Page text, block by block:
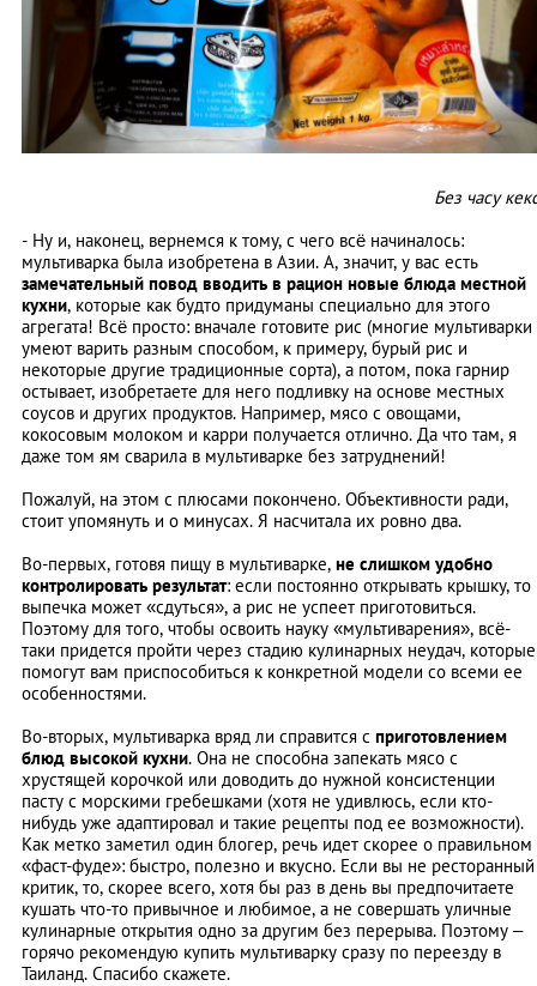
Без часу
- Ну и, наконец, вернемся к тому, с чего всё начиналось:
мультиварка была изобретена в Азии. А, значит, у вас есть
замечательный повод вводить в рацион новые блюда местной
кухни, которые как будто придуманы специально для этого
агрегата! Всё просто: вначале готовите рис (многие мультиварки
умеют варить разным способом, к примеру, бурый рис и
некоторые другие традиционные сорта), а потом, пока гарнир
остывает, изобретаете для него подливку на основе местных
соусов и других продуктов. Например, мясо с овощами,
кокосовым молоком и карри получается отлично. Да что там, я
даже том ям сварила в мультиварке без затруднений!
Пожалуй, на этом с плюсами покончено. Объективности ради,
стоит упомянуть и о минусах. Я насчитала их ровно два.
Во-первых, готовя пищу в мультиварке, не слишком удобно
контролировать результат: если постоянно открывать крышку, то
выпечка может «сдуться», а рис не успеет приготовиться.
Поэтому для того, чтобы освоить науку «мультиварения», всё-
таки придется пройти через стадию кулинарных неудач, которые
помогут вам приспособиться к конкретной модели со всеми ее
особенностями.
Во-вторых, мультиварка вряд ли справится с приготовлением
блюд высокой кухни. Она не способна запекать мясо с
хрустящей корочкой или доводить до нужной консистенции
пасту с морскими гребешками (хотя не удивлюсь, если кто-
нибудь уже адаптировал и такие рецепты под ее возможности).
Как метко заметил один блогер, речь идет скорее о правильном
«фаст-фуде»: быстро, полезно и вкусно. Если вы не ресторанный
критик, то, скорее всего, хотя бы раз в день вы предпочитаете
кушать что-то привычное и любимое, а не совершать уличные
кулинарные открытия одно за другим без перерыва. Поэтому –
горячо рекомендую купить мультиварку сразу по переезду в
Таиланд. Спасибо скажете.